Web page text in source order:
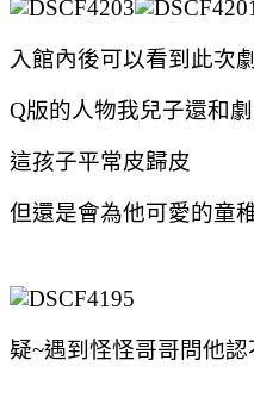
入館內後可以看到此次
Q版的人物我兒子還和
這孩子平常皮歸皮
但還是會為他可愛的童
疑~遇到怪怪哥哥問他